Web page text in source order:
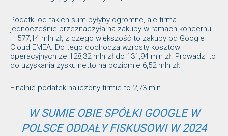
Podatki od takich sum byłyby ogromne, ale firma
jednocześnie przeznaczyła na zakupy w ramach koncernu
– 577,14 mln zł, z czego większość to zakupy od Google
Cloud EMEA. Do tego dochodzą wzrosty kosztów
operacyjnych ze 128,32 mln zł do 131,94 mln zł. Prowadzi to
do uzyskania zysku netto na poziomie 6,52 mln zł.
Finalnie podatek naliczony firmie to 2,73 mln.
W SUMIE OBIE SPÓŁKI GOOGLE W
POLSCE ODDAŁY FISKUSOWI W 2024